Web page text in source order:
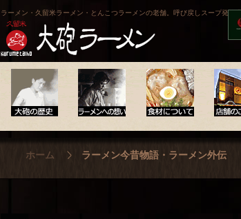
ラーメン・久留米ラーメン・とんこつラーメンの老舗。呼び戻しスープ発祥
燈
大砲の歴史 ラーメンへの想い 食材について 店舗のご案
ホーム ラーメン今昔物語・ラーメン外伝